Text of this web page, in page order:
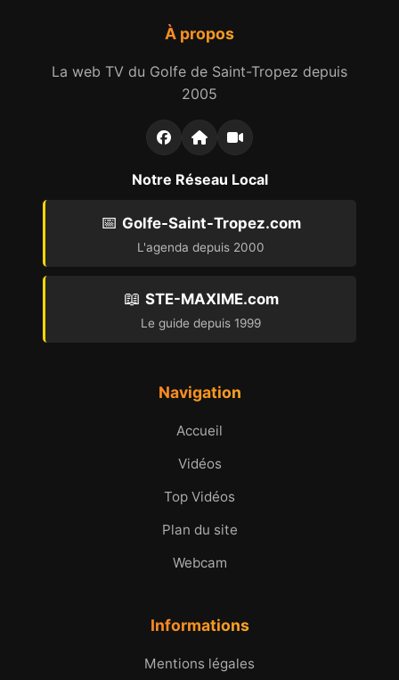
À propos
La web TV du Golfe de Saint-Tropez depuis
2005
Notre Réseau Local
📅 Golfe-Saint-Tropez.com
L'agenda depuis 2000
📖 STE-MAXIME.com
Le guide depuis 1999
Navigation
Accueil
Vidéos
Top Vidéos
Plan du site
Webcam
Informations
Mentions légales